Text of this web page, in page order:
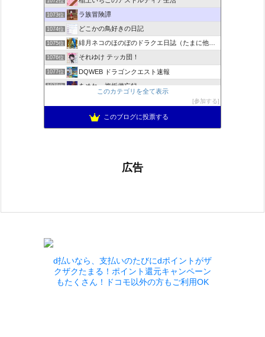
1073位 ラ族冒険譚
1074位 どこかの鳥好きの日記
1075位 緋月ネコのほのぼのドラクエ日誌（たまに他のことも書いてます)
1076位 それゆけ テッカ団！
1077位 DQWEB ドラゴンクエスト速報
1078位 あめれぃ複垢備忘録
アリアドネからのお便り『Aria de nouvelles』
このカテゴリを全て表示
参加する
このブログに投票する
広告
d払いなら、支払いのたびにdポイントがザ
クザクたまる！ポイント還元キャンペーン
もたくさん！ドコモ以外の方もご利用OK